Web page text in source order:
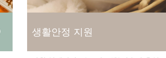
생활안정 지원